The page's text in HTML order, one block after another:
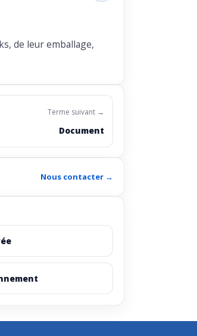
de leur emballage,
Terme suivant →
Document
Nous contacter →